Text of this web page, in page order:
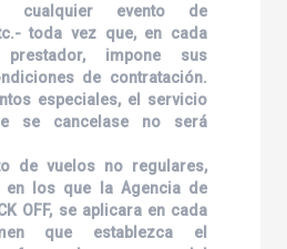
cualquier evento de
toda vez que, en cada
impone sus
de contratación.
especiales, el servicio
se cancelase no será
de vuelos no regulares,
en los que la Agencia de
OFF, se aplicara en cada
que establezca el